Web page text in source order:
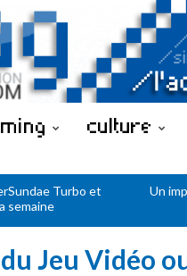
culture
Turbo et
semaine
Un
Jeu Vidéo